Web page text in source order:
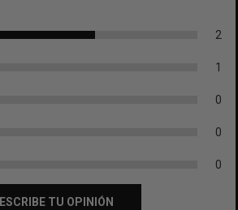
2
1
0
0
0
ESCRIBE TU OPINIÓN